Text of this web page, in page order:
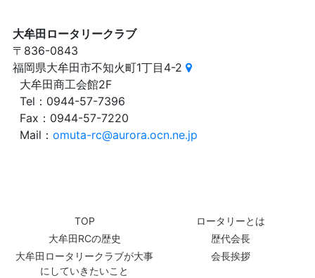
大牟田ロータリークラブ
〒836-0843
福岡県大牟田市不知火町1丁目4-2
大牟田商工会館2F
Tel：0944-57-7396
Fax：0944-57-7220
Mail：omuta-rc@aurora.ocn.ne.jp
TOP
ロータリーとは
大牟田RCの歴史
歴代会長
大牟田ロータリークラブが大事
にしていきたいこと
会長挨拶